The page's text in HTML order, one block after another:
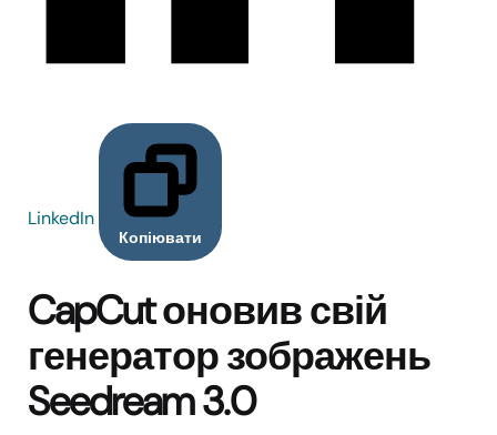
LinkedIn
Копіювати
CapCut оновив свій
генератор зображень
Seedream 3.0